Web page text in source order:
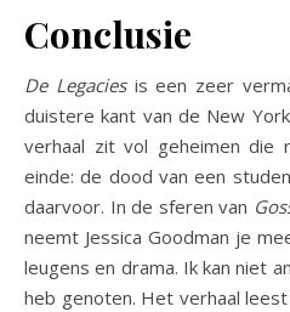
Conclusie
De Legaciesis een zeer
duistere kant van de New
verhaal zit vol geheimen die
einde: de dood van een
daarvoor. In de sferen van
neemt Jessica Goodman je
leugens en drama. Ik kan niet
heb genoten. Het verhaal